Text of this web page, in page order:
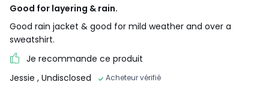
Good for layering & rain.
Good rain jacket & good for mild weather and over a
sweatshirt.
Je recommande ce produit
Jessie , Undisclosed Acheteur vérifié